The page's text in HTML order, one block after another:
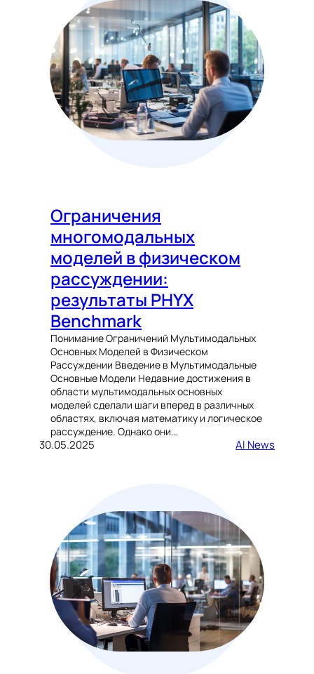
Ограничения
многомодальных
моделей в физическом
рассуждении:
результаты PHYX
Benchmark
Понимание Ограничений Мультимодальных
Основных Моделей в Физическом
Рассуждении Введение в Мультимодальные
Основные Модели Недавние достижения в
области мультимодальных основных
моделей сделали шаги вперед в различных
областях, включая математику и логическое
рассуждение. Однако они…
30.05.2025 AI News